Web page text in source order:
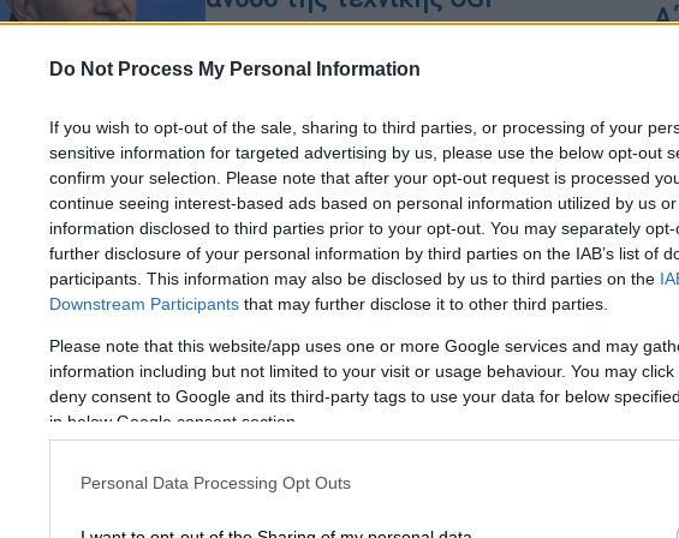
Do Not Process My Personal Information
If you wish to opt-out of the sale, sharing to third parties, or processing of your
sensitive information for targeted advertising by us, please use the below opt-out
confirm your selection. Please note that after your opt-out request is processed
continue seeing interest-based ads based on personal information utilized by us
information disclosed to third parties prior to your opt-out. You may separately
further disclosure of your personal information by third parties on the IAB’s list of
participants. This information may also be disclosed by us to third parties on the
Downstream Participants that may further disclose it to other third parties.
Please note that this website/app uses one or more Google services and may
information including but not limited to your visit or usage behaviour. You may
deny consent to Google and its third-party tags to use your data for below
in below Google consent section.
Personal Data Processing Opt Outs
Yahoo Entertainment ο Αντόνιο
Αμερικανός σκηνοθέτης και
παραγωγός του είπε ότι «τα πράγματα
πρόκειται να αλλάξουν»
Lifestyle|27.11.2022 12:42
Αντόνιο Μπαντέρας: Σε ποιον
ηθοποιό της Marvel θα έδινε τη
σκυτάλη για τον ρόλο του Zorro
Ο Banderas δήλωσε ότι θα ήταν
ανοιχτός στο να επιστρέψει για να
υποδυθεί τον Zorro σε μια νέα ταινία,
ώστε να παραδώσει τη μάσκα σε